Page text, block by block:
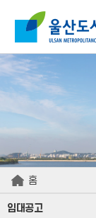
본문으로가기
주요 메뉴로 건너뛰기
홈
임대공고